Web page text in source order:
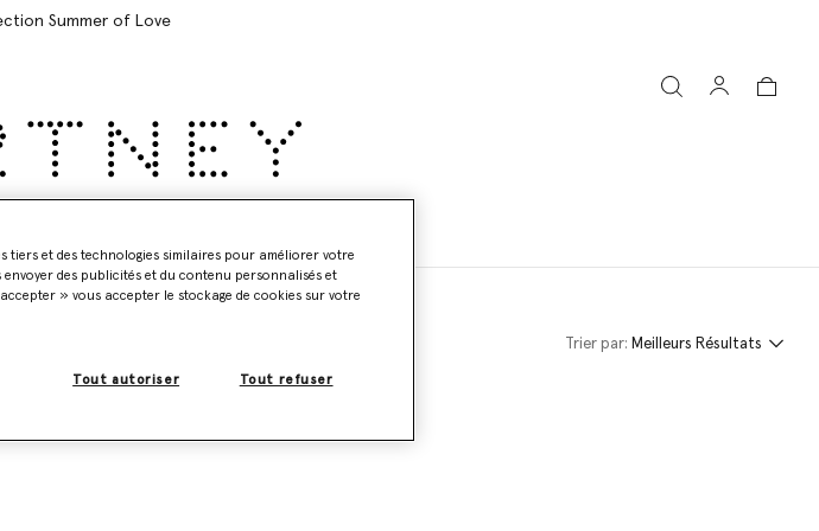
Summer of Love
Trier par: Meilleurs Résultats
tiers et des technologies similaires pour améliorer votre
des publicités et du contenu personnalisés et
» vous accepter le stockage de cookies sur votre
Tout refuser
Tout autoriser